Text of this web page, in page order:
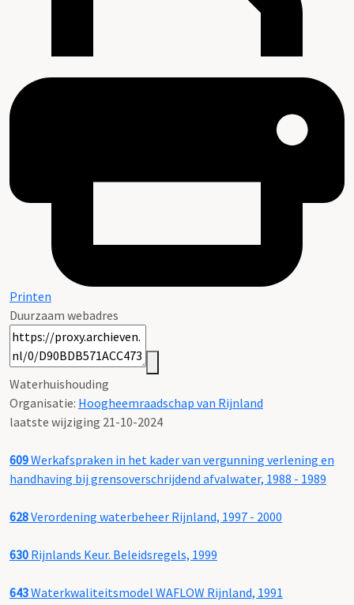
Printen
Duurzaam webadres
Waterhuishouding
Organisatie: Hoogheemraadschap van Rijnland
laatste wijziging 21-10-2024
609Werkafspraken in het kader van vergunning verlening en
handhaving bij grensoverschrijdend afvalwater, 1988 - 1989
628Verordening waterbeheer Rijnland, 1997 - 2000
630 Rijnlands Keur. Beleidsregels, 1999
643Waterkwaliteitsmodel WAFLOW Rijnland, 1991